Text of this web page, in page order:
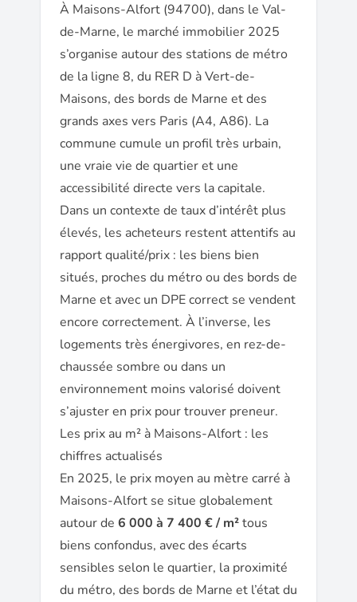
À Maisons-Alfort (94700), dans le Val-
de-Marne, le marché immobilier 2025
s’organise autour des stations de métro
de la ligne 8, du RER D à Vert-de-
Maisons, des bords de Marne et des
grands axes vers Paris (A4, A86). La
commune cumule un profil très urbain,
une vraie vie de quartier et une
accessibilité directe vers la capitale.
Dans un contexte de taux d’intérêt plus
élevés, les acheteurs restent attentifs au
rapport qualité/prix : les biens bien
situés, proches du métro ou des bords de
Marne et avec un DPE correct se vendent
encore correctement. À l’inverse, les
logements très énergivores, en rez-de-
chaussée sombre ou dans un
environnement moins valorisé doivent
s’ajuster en prix pour trouver preneur.
Les prix au m² à Maisons-Alfort : les
chiffres actualisés
En 2025, le prix moyen au mètre carré à
Maisons-Alfort se situe globalement
autour de 6 000 à 7 400 € / m²tous
biens confondus, avec des écarts
sensibles selon le quartier, la proximité
du métro, des bords de Marne et l’état du